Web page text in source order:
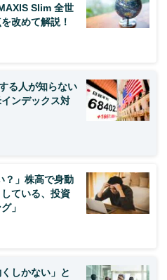
Slim 全世
改めて解説！
る人が知らない
インデックス対
？」株高で身動
ている、投資
」
しかない」と